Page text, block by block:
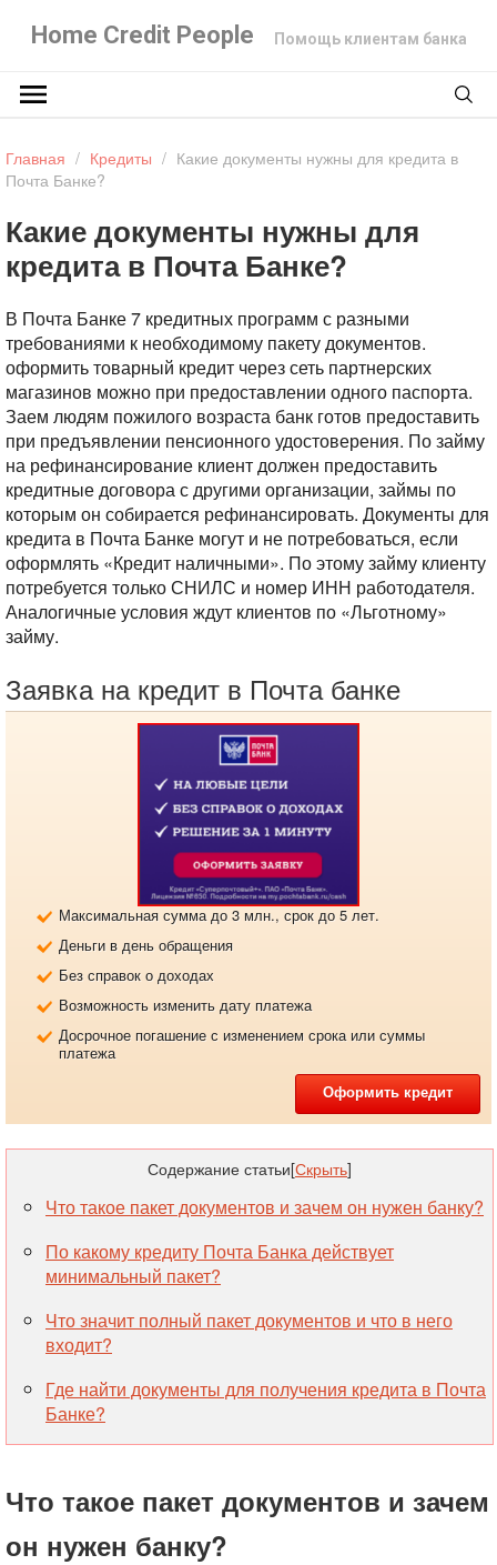
Home Credit People Помощь клиентам банка
Главная / Кредиты / Какие документы нужны для кредита в
Почта Банке?
Какие документы нужны для
кредита в Почта Банке?
В Почта Банке 7 кредитных программ с разными
требованиями к необходимому пакету документов.
оформить товарный кредит через сеть партнерских
магазинов можно при предоставлении одного паспорта.
Заем людям пожилого возраста банк готов предоставить
при предъявлении пенсионного удостоверения. По займу
на рефинансирование клиент должен предоставить
кредитные договора с другими организации, займы по
которым он собирается рефинансировать. Документы для
кредита в Почта Банке могут и не потребоваться, если
оформлять «Кредит наличными». По этому займу клиенту
потребуется только СНИЛС и номер ИНН работодателя.
Аналогичные условия ждут клиентов по «Льготному»
займу.
Заявка на кредит в Почта банке
Максимальная сумма до 3 млн., срок до 5 лет.
Деньги в день обращения
Без справок о доходах
Возможность изменить дату платежа
Досрочное погашение с изменением срока или суммы
платежа
Оформить кредит
Содержание статьи[Скрыть]
Что такое пакет документов и зачем он нужен банку?
По какому кредиту Почта Банка действует
минимальный пакет?
Что значит полный пакет документов и что в него
входит?
Где найти документы для получения кредита в Почта
Банке?
Что такое пакет документов и зачем
он нужен банку?